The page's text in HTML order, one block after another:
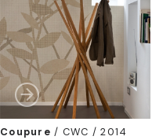
Coupure / CWC / 2014